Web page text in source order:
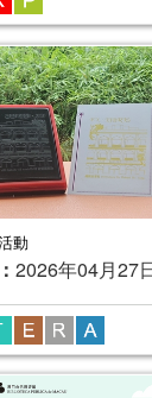
動
2026年04月27